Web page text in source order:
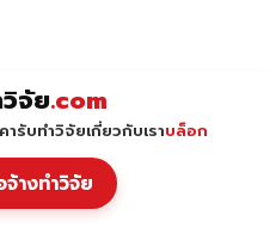
จัย.com
ารับทำวิจัยเกี่ยวกับเราบล็อก
างทำวิจัย